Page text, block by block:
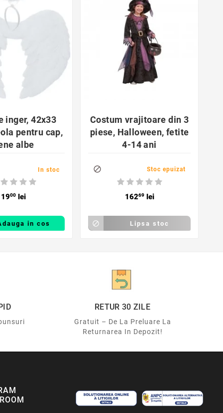
favorite_border
inger, 42x33
pentru cap,
albe
In stoc
1900 lei
in cos
favorite_border
Costum vrajitoare din 3
piese, Halloween, fetite
4-14 ani
 Stoc epuizat
16269lei
 Lipsa stoc
RETUR 30 ZILE
Gratuit – De La Preluare La
Returnarea In Depozit!